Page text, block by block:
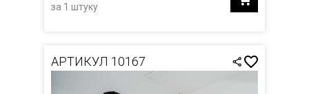
за 1 штуку
АРТИКУЛ 10167